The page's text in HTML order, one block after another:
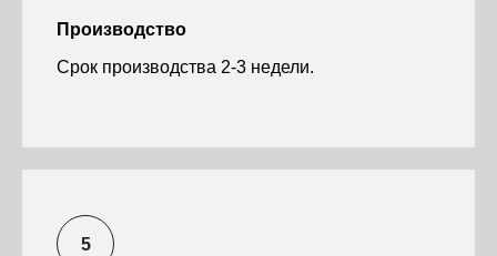
Производство
Срок производства 2-3 недели.